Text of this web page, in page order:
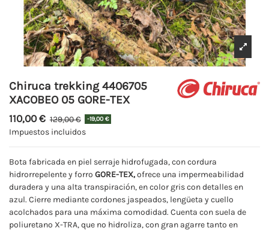
Chiruca trekking 4406705
XACOBEO 05 GORE-TEX
110,00 € 129,00 € -19,00 €
Impuestos incluidos
Bota fabricada en piel serraje hidrofugada, con cordura
hidrorrepelente y forro GORE-TEX,ofrece una impermeabilidad
duradera y una alta transpiración, en color gris con detalles en
azul. Cierre mediante cordones jaspeados, lengüeta y cuello
acolchados para una máxima comodidad. Cuenta con suela de
poliuretano X-TRA, que no hidroliza, con gran agarre tanto en